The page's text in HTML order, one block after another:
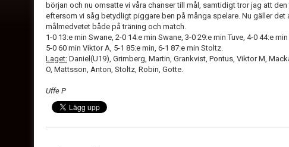
början och nu omsatte vi våra chanser till mål, samtidigt tror jag att
eftersom vi såg betydligt piggare ben på många spelare. Nu gäller
målmedvetet både på träning och match.
1-0 13:e min Swane, 2-0 14:e min Swane, 3-0 29:e min Tuve, 4-0 44:e min
5-0 60 min Viktor A, 5-1 85:e min, 6-1 87:e min Stoltz.
Laget: Daniel(U19), Grimberg, Martin, Grankvist, Pontus, Viktor M,
O, Mattsson, Anton, Stoltz, Robin, Gotte.
Uffe P